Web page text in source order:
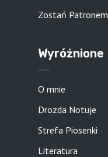
Zostań Patronem
Wyróżnione
O mnie
Drozda Notuje
Strefa Piosenki
Literatura